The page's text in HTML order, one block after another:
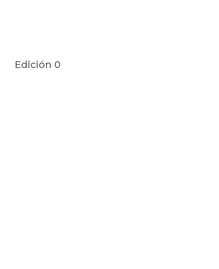
Edición 0